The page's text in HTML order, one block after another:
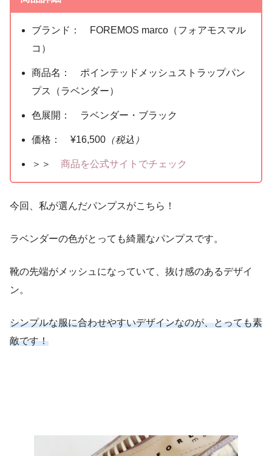
ブランド： FOREMOS marco（フォアモスマル
コ）
商品名： ポインテッドメッシュストラップパン
プス（ラベンダー）
色展開： ラベンダー・ブラック
価格： ¥16,500 （税込）
＞＞商品を公式サイトでチェック
今回、私が選んだパンプスがこちら！
ラベンダーの色がとっても綺麗なパンプスです。
靴の先端がメッシュになっていて、抜け感のあるデザイ
ン。
シンプルな服に合わせやすいデザインなのが、とっても素
敵です！